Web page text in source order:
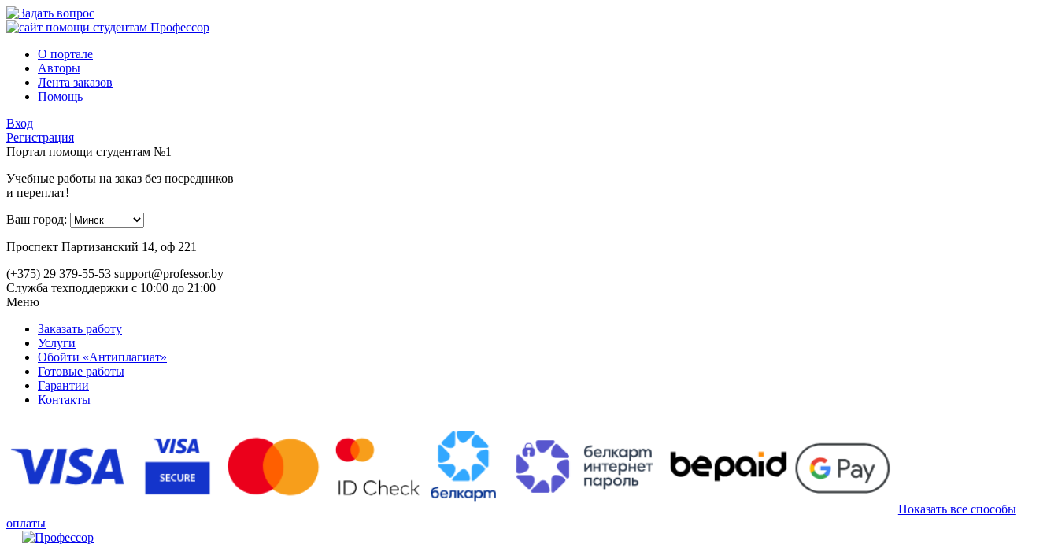
О портале
Авторы
Лента заказов
Помощь
Вход
Регистрация
Портал помощи студентам №1
Учебные работы на заказ без посредников
и переплат!
Ваш город:
Проспект Партизанский 14, оф 221
(+375) 29 379-55-53 support@professor.by
Служба техподдержки с 10:00 до 21:00
Меню
Заказать работу
Услуги
Обойти «Антиплагиат»
Готовые работы
Гарантии
Контакты
Показать все способы
оплаты